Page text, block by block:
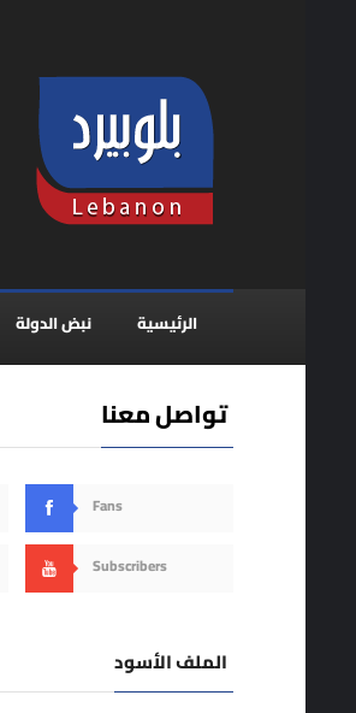
نبض الدولة الرئيسية
تواصل معنا
Fans
Subscribers
الملف الأسود